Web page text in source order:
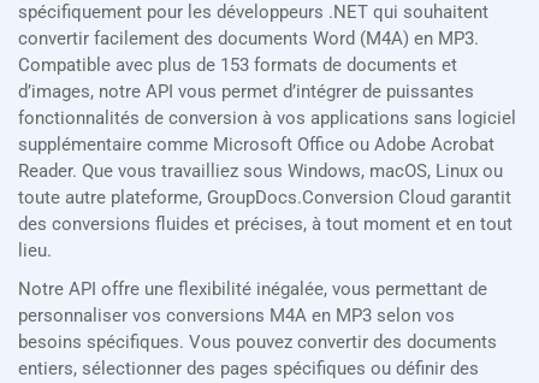
spécifiquement pour les développeurs .NET qui souhaitent
convertir facilement des documents Word (M4A) en MP3.
Compatible avec plus de 153 formats de documents et
d’images, notre API vous permet d’intégrer de puissantes
fonctionnalités de conversion à vos applications sans logiciel
supplémentaire comme Microsoft Office ou Adobe Acrobat
Reader. Que vous travailliez sous Windows, macOS, Linux ou
toute autre plateforme, GroupDocs.Conversion Cloud garantit
des conversions fluides et précises, à tout moment et en tout
lieu.
Notre API offre une flexibilité inégalée, vous permettant de
personnaliser vos conversions M4A en MP3 selon vos
besoins spécifiques. Vous pouvez convertir des documents
entiers, sélectionner des pages spécifiques ou définir des